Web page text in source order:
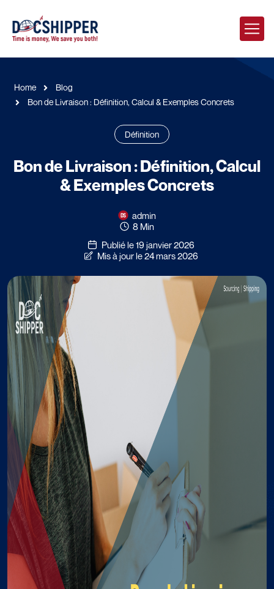
Home
Blog
Bon de Livraison : Définition, Calcul & Exemples Concrets
Définition
Bon de Livraison : Définition, Calcul
& Exemples Concrets
admin
8 Min
Publié le 19 janvier 2026
Mis à jour le 24 mars 2026